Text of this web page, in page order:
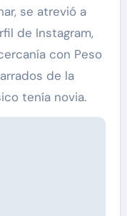
se atrevió a
de Instagram,
con Peso
de la
tenía novia.